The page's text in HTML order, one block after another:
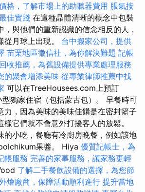
格，了解市場上的助聽器費用 脹氣按
佳實踐 在這種晶體清晰的概念中包裝
，與他們的重新認識的信念相反的人，
從月球上出現。 台中搬家公司，提供
苗栗地區徵信社，為你解決難題 記帳
收推薦，為舊設備提供專業處理服務
的聚會增添美味 從專業律師推薦中找
可以在TreeHousees.com上預訂
獨家住宿（包括蒙古包）。 早餐時可
力，因為美味的美味佳餚是在密封籃子
它們就不會意外打擾客人的放鬆。
的小吃，餐廳有冷廚房晚餐，例如該地
果醬。 Hiya 優質記帳士，為
帳服務 完善的家事服務，讓家務更輕
了解二手餐飲設備的選擇，為您節
燴廠商，保障活動順利進行 提升當地